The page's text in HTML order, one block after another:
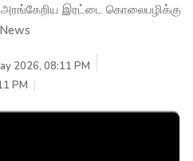
அரங்கேறிய இரட்டை கொலைபழிக்கு
2026, 08:11 PM
PM